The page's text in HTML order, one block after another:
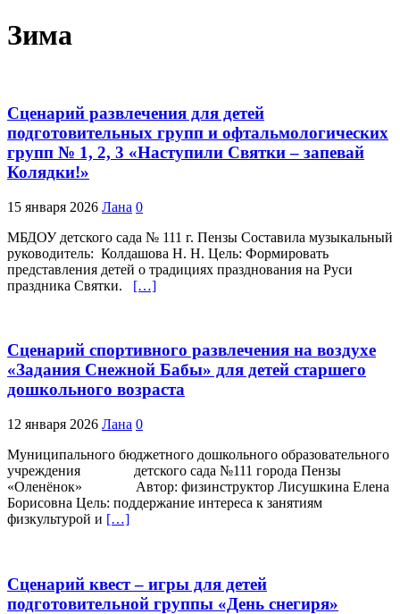
Зима
Сценарий развлечения для детей
подготовительных групп и офтальмологических
групп № 1, 2, 3 «Наступили Святки – запевай
Колядки!»
15 января 2026 Лана 0
МБДОУ детского сада № 111 г. Пензы Составила музыкальный
руководитель: Колдашова Н. Н. Цель: Формировать
представления детей о традициях празднования на Руси
праздника Святки. […]
Сценарий спортивного развлечения на воздухе
«Задания Снежной Бабы» для детей старшего
дошкольного возраста
12 января 2026 Лана 0
Муниципального бюджетного дошкольного образовательного
учреждения детского сада №111 города Пензы
«Оленёнок» Автор: физинструктор Лисушкина Елена
Борисовна Цель: поддержание интереса к занятиям
физкультурой и […]
Сценарий квест – игры для детей
подготовительной группы «День снегиря»